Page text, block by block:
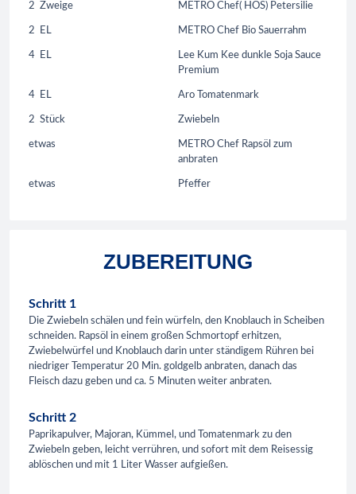
2 Zweige METRO Chef( HOS) Petersilie
2 EL METRO Chef Bio Sauerrahm
4 EL
Lee Kum Kee dunkle Soja Sauce
Premium
4 EL Aro Tomatenmark
2 Stück Zwiebeln
etwas
METRO Chef Rapsöl zum
anbraten
etwas Pfeffer
ZUBEREITUNG
Schritt 1
Die Zwiebeln schälen und fein würfeln, den Knoblauch in Scheiben
schneiden. Rapsöl in einem großen Schmortopf erhitzen,
Zwiebelwürfel und Knoblauch darin unter ständigem Rühren bei
niedriger Temperatur 20 Min. goldgelb anbraten, danach das
Fleisch dazu geben und ca. 5 Minuten weiter anbraten.
Schritt 2
Paprikapulver, Majoran, Kümmel, und Tomatenmark zu den
Zwiebeln geben, leicht verrühren, und sofort mit dem Reisessig
ablöschen und mit 1 Liter Wasser aufgießen.